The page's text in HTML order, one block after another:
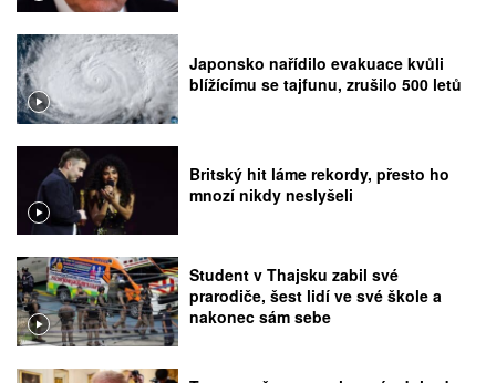
Japonsko nařídilo evakuace kvůli
blížícímu se tajfunu, zrušilo 500 letů
Britský hit láme rekordy, přesto ho
mnozí nikdy neslyšeli
Student v Thajsku zabil své
prarodiče, šest lidí ve své škole a
nakonec sám sebe